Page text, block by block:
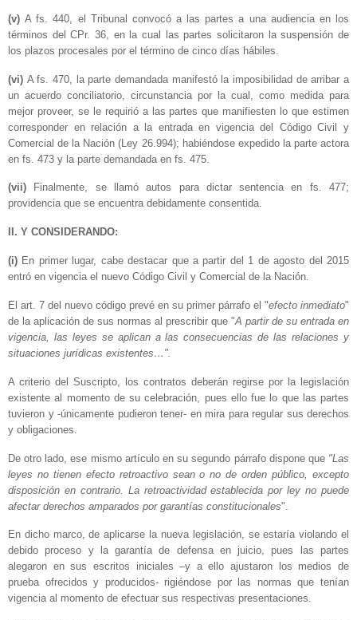
(v)A fs. 440, el Tribunal convocó a las partes a una audiencia en los
términos del CPr. 36, en la cual las partes solicitaron la suspensión de
los plazos procesales por el término de cinco días hábiles.
(vi) A fs. 470, la parte demandada manifestó la imposibilidad de arribar a
un acuerdo conciliatorio, circunstancia por la cual, como medida para
mejor proveer, se le requirió a las partes que manifiesten lo que estimen
corresponder en relación a la entrada en vigencia del Código Civil y
Comercial de la Nación (Ley 26.994); habiéndose expedido la parte actora
en fs. 473 y la parte demandada en fs. 475.
(vii)
Finalmente, se llamó autos para dictar sentencia en fs. 477;
providencia que se encuentra debidamente consentida.
II. Y CONSIDERANDO:
(i) En primer lugar, cabe destacar que a partir del 1 de agosto del 2015
entró en vigencia el nuevo Código Civil y Comercial de la Nación.
El art. 7 del nuevo código prevé en su primer párrafo el "efecto inmediato"
de la aplicación de sus normas al prescribir que "A partir de su entrada en
vigencia, las leyes se aplican a las consecuencias de las relaciones y
situaciones jurídicas existentes…".
A criterio del Suscripto, los contratos deberán regirse por la legislación
existente al momento de su celebración, pues ello fue lo que las partes
tuvieron y -únicamente pudieron tener- en mira para regular sus derechos
y obligaciones.
De otro lado, ese mismo artículo en su segundo párrafo dispone que "Las
leyes no tienen efecto retroactivo sean o no de orden público, excepto
disposición en contrario. La retroactividad establecida por ley no puede
afectar derechos amparados por garantías constitucionales".
En dicho marco, de aplicarse la nueva legislación, se estaría violando el
debido proceso y la garantía de defensa en juicio, pues las partes
alegaron en sus escritos iniciales –y a ello ajustaron los medios de
prueba ofrecidos y producidos- rigiéndose por las normas que tenían
vigencia al momento de efectuar sus respectivas presentaciones.